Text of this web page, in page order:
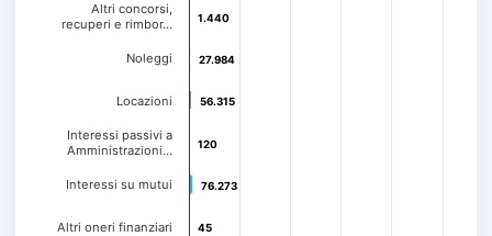
1.440
1.440
27.984
27.984
56.315
56.315
120
120
76.273
76.273
45
45
Altri concorsi,
recuperi e rimbor…
Noleggi
Locazioni
Interessi passivi a
Amministrazioni…
Interessi su mutui
Altri oneri finanziari